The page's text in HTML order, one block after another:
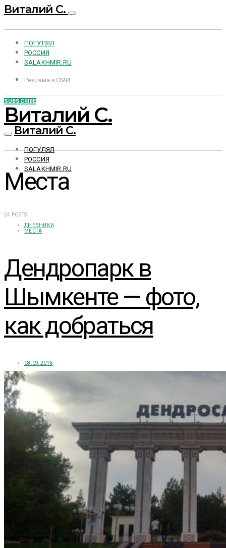
Виталий С.
ПОГУЛЯЛ
РОССИЯ
SALAKHMIR.RU
Реклама и СМИ
SUBSCRIBE
Виталий С.
Виталий С.
ПОГУЛЯЛ
РОССИЯ
SALAKHMIR.RU
Места
24 POSTS
ДНЕВНИКИ
МЕСТА
Дендропарк в
Шымкенте — фото,
как добраться
08.09.2016